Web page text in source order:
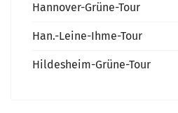
Hannover-Grüne-Tour
Han.-Leine-Ihme-Tour
Hildesheim-Grüne-Tour